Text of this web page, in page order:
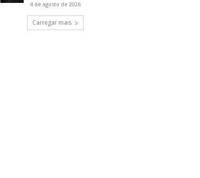
4 de agosto de 2026
Carregar mais